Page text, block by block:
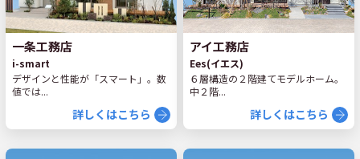
一条工務店
i-smart
デザインと性能が「スマート」。数
値では...
詳しくはこちら
アイ工務店
Ees(イエス)
６層構造の２階建てモデルホーム。
中２階...
詳しくはこちら